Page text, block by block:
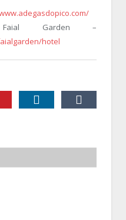
Garden –
hotel
Pinterest LinkedIn